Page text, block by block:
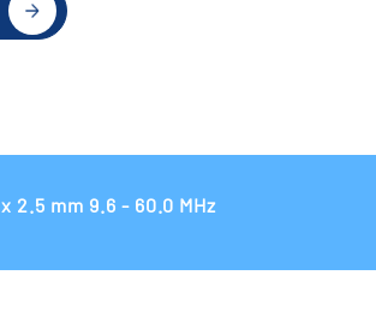
2.5 mm 9.6 - 60.0 MHz